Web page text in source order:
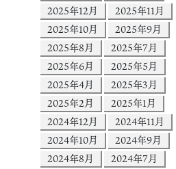
2025年12月
2025年11月
2025年10月
2025年9月
2025年8月
2025年7月
2025年6月
2025年5月
2025年4月
2025年3月
2025年2月
2025年1月
2024年12月
2024年11月
2024年10月
2024年9月
2024年8月
2024年7月